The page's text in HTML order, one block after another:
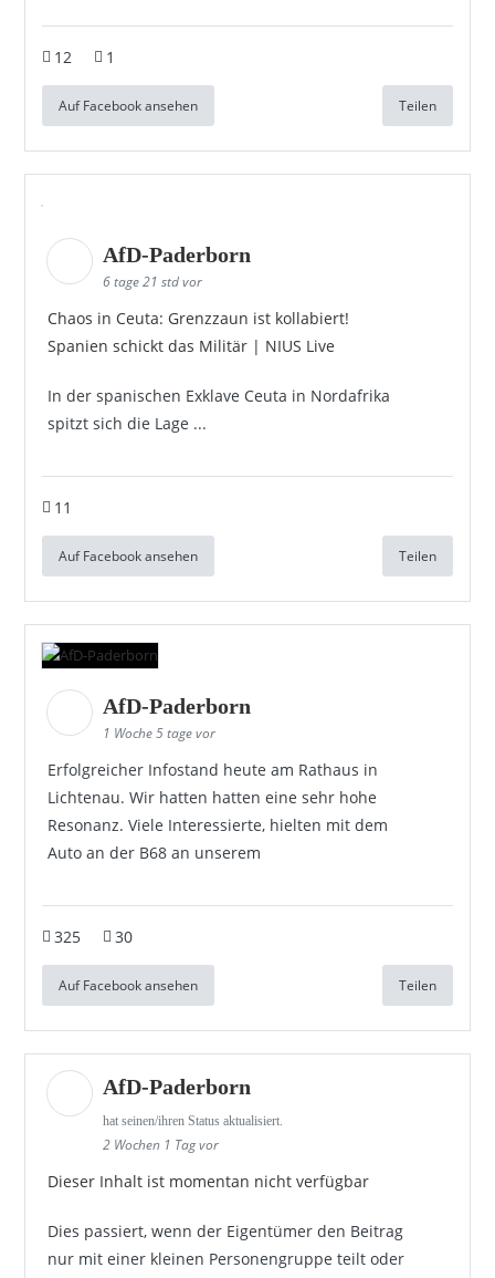
12 1
Auf Facebook ansehen Teilen
AfD-Paderborn
6 tage 21 std vor
Chaos in Ceuta: Grenzzaun ist kollabiert!
Spanien schickt das Militär | NIUS Live
In der spanischen Exklave Ceuta in Nordafrika
spitzt sich die Lage ...
11
Auf Facebook ansehen Teilen
AfD-Paderborn
1 Woche 5 tage vor
Erfolgreicher Infostand heute am Rathaus in
Lichtenau. Wir hatten hatten eine sehr hohe
Resonanz. Viele Interessierte, hielten mit dem
Auto an der B68 an unserem
325 30
Auf Facebook ansehen Teilen
AfD-Paderborn
hat seinen/ihren Status aktualisiert.
2 Wochen 1 Tag vor
Dieser Inhalt ist momentan nicht verfügbar
Dies passiert, wenn der Eigentümer den Beitrag
nur mit einer kleinen Personengruppe teilt oder